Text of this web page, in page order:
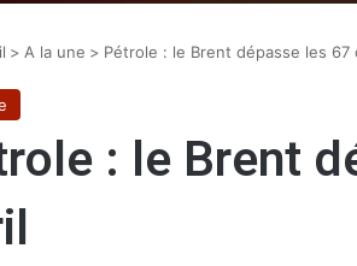
> A la une > Pétrole : le Brent dépasse les 67
: le Brent